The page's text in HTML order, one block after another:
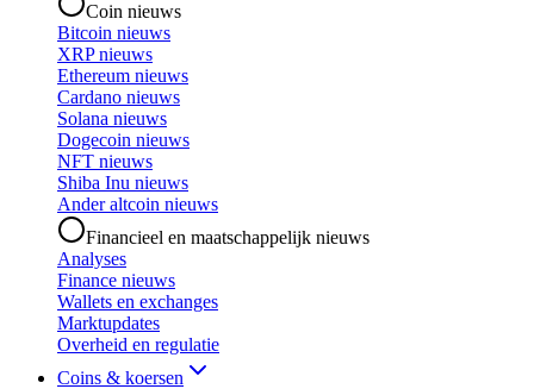
Coin nieuws
Bitcoin nieuws
XRP nieuws
Ethereum nieuws
Cardano nieuws
Solana nieuws
Dogecoin nieuws
NFT nieuws
Shiba Inu nieuws
Ander altcoin nieuws
Financieel en maatschappelijk nieuws
Analyses
Finance nieuws
Wallets en exchanges
Marktupdates
Overheid en regulatie
Coins & koersen